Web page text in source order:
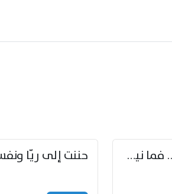
فصبرا في مجال الموت صبرا … فما نيل الخلود بمستطاع